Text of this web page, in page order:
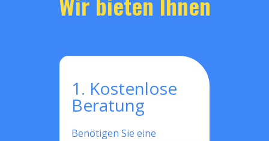
1. Kostenlose
Beratung
Benötigen Sie eine